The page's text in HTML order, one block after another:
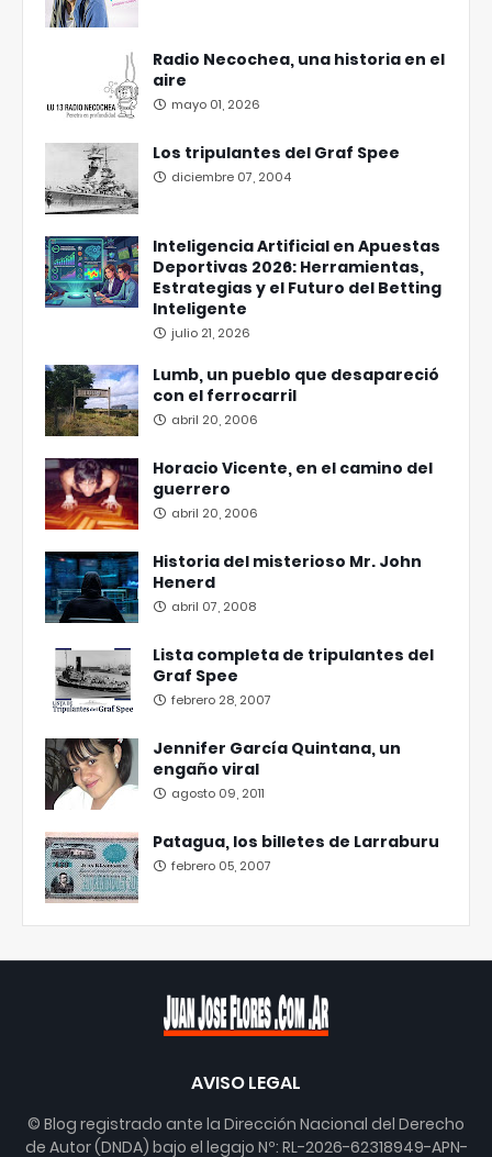
Radio Necochea, una historia en el
aire
mayo 01, 2026
Los tripulantes del Graf Spee
diciembre 07, 2004
Inteligencia Artificial en Apuestas
Deportivas 2026: Herramientas,
Estrategias y el Futuro del Betting
Inteligente
julio 21, 2026
Lumb, un pueblo que desapareció
con el ferrocarril
abril 20, 2006
Horacio Vicente, en el camino del
guerrero
abril 20, 2006
Historia del misterioso Mr. John
Henerd
abril 07, 2008
Lista completa de tripulantes del
Graf Spee
febrero 28, 2007
Jennifer García Quintana, un
engaño viral
agosto 09, 2011
Patagua, los billetes de Larraburu
febrero 05, 2007
AVISO LEGAL
© Blog registrado ante la Dirección Nacional del Derecho
de Autor (DNDA) bajo el legajo Nº: RL-2026-62318949-APN-